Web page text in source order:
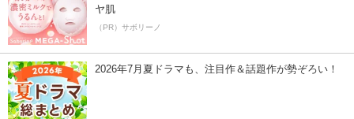
ヤ肌
（PR）サボリーノ
2026年7月夏ドラマも、注目作＆話題作が勢ぞろい！